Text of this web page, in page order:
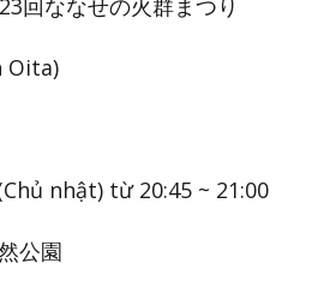
回ななせの火群まつり
Oita)
nhật) từ 20:45 ~ 21:00
公園